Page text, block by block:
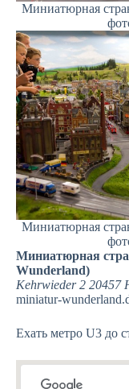
Миниатюрная
Миниатюрная
Миниатюрная
Wunderland)
Kehrwieder 2 20457
miniatur-
Ехать метро U3 до